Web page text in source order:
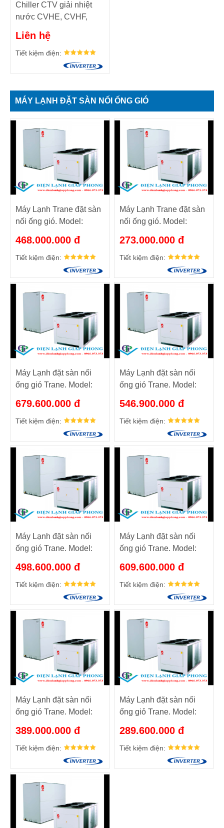
Chiller CTV giải nhiệt
nước CVHE, CVHF,
ly tâm
Liên hệ
Tiết kiệm điện:
MÁY LẠNH ĐẶT SÀN NỐI ỐNG GIÓ
Máy Lạnh Trane đặt sàn
nối ống gió. Model:
468.000.000 đ
Tiết kiệm điện:
Máy Lạnh Trane đặt sàn
nối ống gió. Model:
273.000.000 đ
Tiết kiệm điện:
Máy Lạnh đặt sàn nối
ống gió Trane. Model:
679.600.000 đ
Tiết kiệm điện:
Máy Lạnh đặt sàn nối
ống gió Trane. Model:
546.900.000 đ
Tiết kiệm điện:
Máy Lạnh đặt sàn nối
ống gió Trane. Model:
498.600.000 đ
Tiết kiệm điện:
Máy Lạnh đặt sàn nối
ống gió Trane. Model:
609.600.000 đ
Tiết kiệm điện:
Máy Lạnh đặt sàn nối
ống gió Trane. Model:
389.000.000 đ
Tiết kiệm điện:
Máy Lạnh đặt sàn nối
ống giỏ Trane. Model:
289.600.000 đ
Tiết kiệm điện: